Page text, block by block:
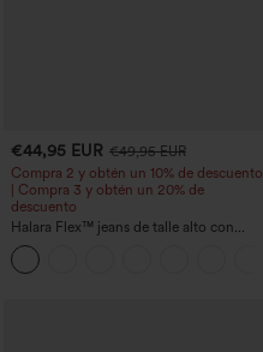
€44,95 EUR €49,95 EUR
Compra 2 y obtén un 10% de descuento
| Compra 3 y obtén un 20% de
descuento
Halara Flex™ jeans de talle alto con
bolsillos, dobladillo enrollado, pierna
ancha y efecto lavado, estilo casual